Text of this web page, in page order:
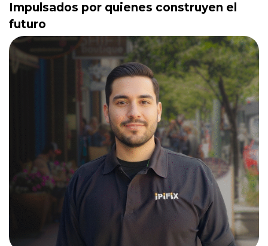
Impulsados por quienes construyen el
futuro